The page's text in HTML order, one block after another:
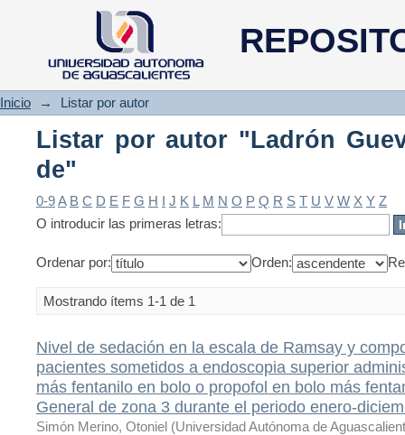
Listar por autor "Ladrón
Inicio → Listar por autor
Listar por autor "Ladrón
de"
0-9A B C D E F G H I J K L M N O P Q R S T U V W X Y Z
O introducir las primeras letras:
Ordenar por: Orden:
Mostrando ítems 1-1 de 1
Nivel de sedación en la escala de Ramsay y
pacientes sometidos a endoscopia superior
más fentanilo en bolo o propofol en bolo más
General de zona 3 durante el periodo enero-
Simón Merino, Otoniel (Universidad Autónoma de